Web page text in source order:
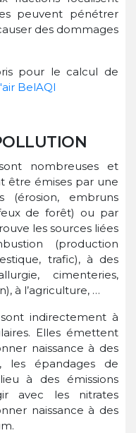
peuvent pénétrer
des dommages
pour le calcul de
BelAQI
nombreuses et
être émises par une
(érosion, embruns
de forêt) ou par
les sources liées
(production
trafic), à des
cimenteries,
à l’agriculture, …
indirectement à
Elles émettent
naissance à des
les épandages de
à des émissions
avec les nitrates
naissance à des